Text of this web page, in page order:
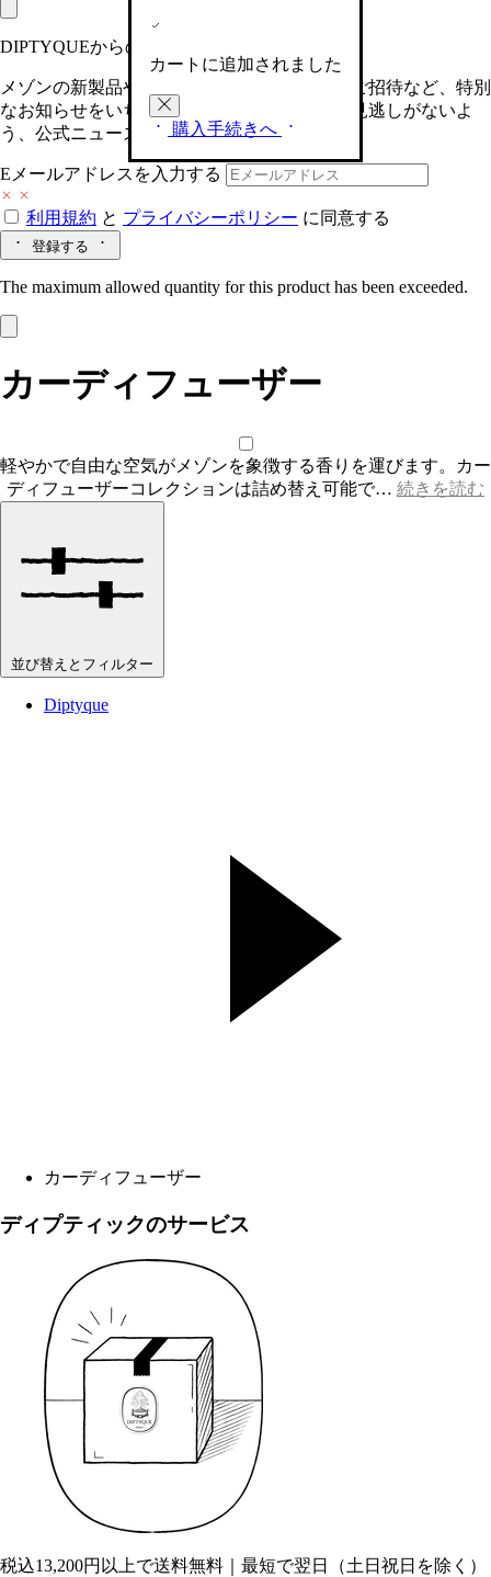
カートに追加されました
購入手続きへ
DIPTYQUEからの最新情報をお届けします
メゾンの新製品や、限定イベントへの特別なご招待など、特別
なお知らせをいち早くお届けいたします。お見逃しがないよ
う、公式ニュースレターにご登録ください。
Eメールアドレスを入力する
利用規約 と プライバシーポリシー に同意する
登録する
The maximum allowed quantity for this product has been exceeded.
カーディフューザー
軽やかで自由な空気がメゾンを象徴する香りを運びます。カー
ディフューザーコレクションは詰め替え可能で… 続きを読む
並び替えとフィルター
Diptyque
カーディフューザー
ディプティックのサービス
税込13,200円以上で送料無料｜最短で翌日（土日祝日を除く）